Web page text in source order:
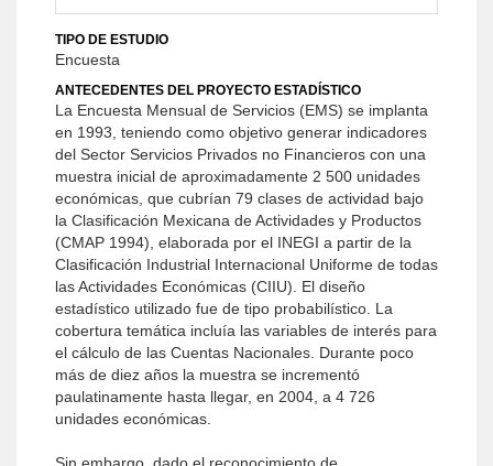
TIPO DE ESTUDIO
Encuesta
ANTECEDENTES DEL PROYECTO ESTADÍSTICO
La Encuesta Mensual de Servicios (EMS) se implanta
en 1993, teniendo como objetivo generar indicadores
del Sector Servicios Privados no Financieros con una
muestra inicial de aproximadamente 2 500 unidades
económicas, que cubrían 79 clases de actividad bajo
la Clasificación Mexicana de Actividades y Productos
(CMAP 1994), elaborada por el INEGI a partir de la
Clasificación Industrial Internacional Uniforme de todas
las Actividades Económicas (CIIU). El diseño
estadístico utilizado fue de tipo probabilístico. La
cobertura temática incluía las variables de interés para
el cálculo de las Cuentas Nacionales. Durante poco
más de diez años la muestra se incrementó
paulatinamente hasta llegar, en 2004, a 4 726
unidades económicas.